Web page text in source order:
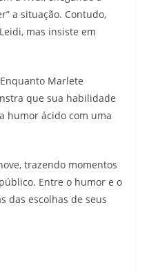
a situação. Contudo,
mas insiste em
Marlete
que sua habilidade
humor ácido com uma
trazendo momentos
Entre o humor e o
das escolhas de seus